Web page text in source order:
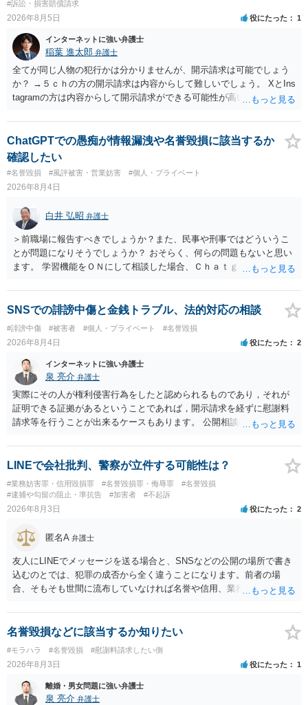
#訴訟・損害賠償請求
2026年8月5日 役にたった 1
インターネットに強い弁護士
稲葉 進太郎 弁護士
全てが同じ人物の犯行かは分かりませんが、開示請求は可能でしょう
か？ →５ｃｈの方の開示請求は内容からして難しいでしょう。 XとIns
tagramの方は内容からして開示請求ができる可能性が高いでしょう。
いでしょう。７月中にアカウントが削除されている場合、今から進め
ても失敗する可能性が高いように思われます。 相手を特定できた場
合、相手に全ての弁護士費用を負担させることは可能でしょうか？ →
訴訟外の交渉で相手方が認めれば負担させることができるでしょう。
訴訟で判決となった場合は、実際の弁護士費用が認められる場合と認
められない場合があり何ともいえないところでしょう。
ChatGPTでの愚痴が情報漏洩や名誉毀損に該当するか
確認したい
#名誉毀損 #風評被害・営業妨害 #個人・プライベート
2026年8月4日
白井 弘昭 弁護士
＞前職場に報告すべきでしょうか？また、民事や刑事ではどういうこ
とが問題になりそうでしょうか？ おそらく、何らの問題もないと思い
ます。 学習機能をＯＮにして相談した場合、Ｃｈａｔｇｐｔがｏｐｅ
する可能性がありますが、個人名や会社名を特定していない限り、一
般論として抽象化されて回答に織り込まれる可能性が生じるにすぎま
せんので、その情報自体が、秘密情報に当たるとは思えませんし、名
誉棄損として、個人や会社に対する誹謗中傷の不特定多数への公開に
当たるとも思われません。 もちろん、誰がその内容をｃｈａｔｇｐｔ
に入力したかも第三者にしられることはないので、個人や会社の特定
をせずに書き込んだことで（おそらく特定して書き込んだとして
も）、相談者さんが刑事民事の責任に問われることはないでしょう。
私見ながらご参考まで。
SNSでの誹謗中傷と金銭トラブル、法的対応の相談
#誹謗中傷 #被害者 #個人・プライベート #名誉毀損
2026年8月4日 役にたった 2
インターネットに強い弁護士
泉 亮介 弁護士
実際にその人が権利侵害行為をしたと認められるものであり，それが
証明できる証拠があるということであれば，開示請求を経ずに慰謝料
請求等を行うことが出来るケースもあります。 公開相談の場では回答
に個別に相談されると良いでしょう。
LINEで会社批判、警察が立件する可能性は？
#業務妨害罪・信用毀損罪 #名誉毀損罪・侮辱罪
#名誉毀損
#逮捕や勾留の阻止・準抗告
#加害者 #不起訴
2026年8月3日 役にたった 2
匿名A 弁護士
友人にLINEでメッセージを送る場合と、SNSなどの公開の場所で書き
込むのとでは、犯罪の成否から全く違うことになります。前者の場
合、そもそも世間に流布していなければ名誉や信用、業務にかかる犯
名誉毀損などに該当するか知りたい
#モラハラ #名誉毀損 #慰謝料請求したい側
2026年8月3日 役にたった 1
離婚・男女問題に強い弁護士
泉 亮介 弁護士